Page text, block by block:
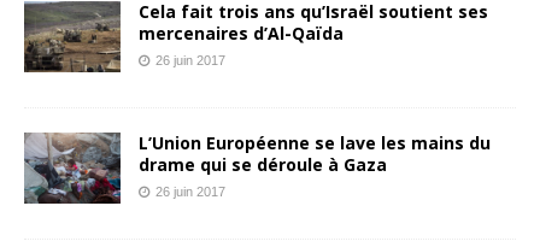
Cela fait trois ans qu’Israël soutient ses
mercenaires d’Al-Qaïda
26 juin 2017
L’Union Européenne se lave les mains du
drame qui se déroule à Gaza
26 juin 2017